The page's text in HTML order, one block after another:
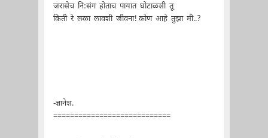
जरासेच नि:संग होताच पायात घोटाळशी तू
किती रे लळा लावशी जीवना! कोण आहे तुझा मी..?
-ज्ञानेश.
============================